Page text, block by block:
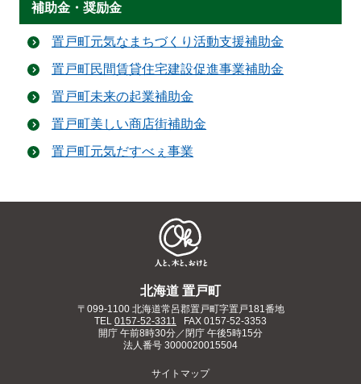
補助金・奨励金
置戸町元気なまちづくり活動支援補助金
置戸町民間賃貸住宅建設促進事業補助金
置戸町未来の起業補助金
置戸町美しい商店街補助金
置戸町元気だすべぇ事業
北海道 置戸町
〒099-1100 北海道常呂郡置戸町字置戸181番地
TEL 0157-52-3311
FAX 0157-52-3353
開庁 午前8時30分／閉庁 午後5時15分
法人番号 3000020015504
サイトマップ